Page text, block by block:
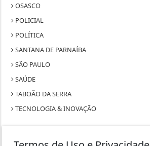
OSASCO
POLICIAL
POLÍTICA
SANTANA DE PARNAÍBA
SÃO PAULO
SAÚDE
TABOÃO DA SERRA
TECNOLOGIA & INOVAÇÃO